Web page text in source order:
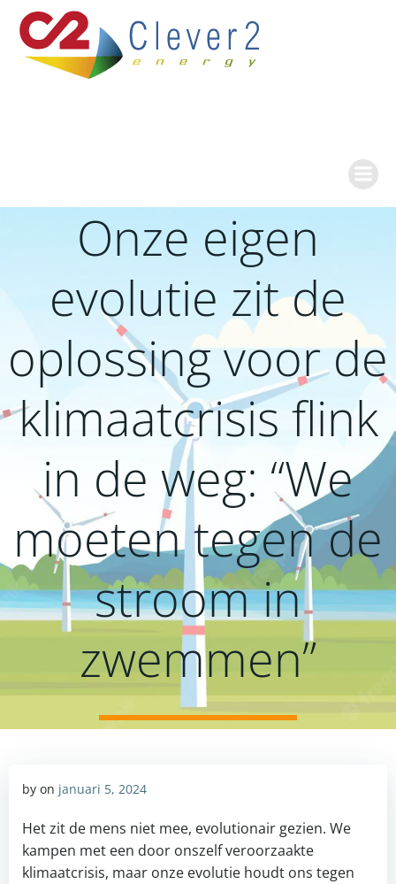
naar
de
inhoud
Onze eigen
evolutie zit de
oplossing voor de
klimaatcrisis flink
in de weg: “We
moeten tegen de
stroom in
zwemmen”
by on januari 5, 2024
Het zit de mens niet mee, evolutionair gezien. We
kampen met een door onszelf veroorzaakte
klimaatcrisis, maar onze evolutie houdt ons tegen